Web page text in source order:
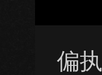
偏